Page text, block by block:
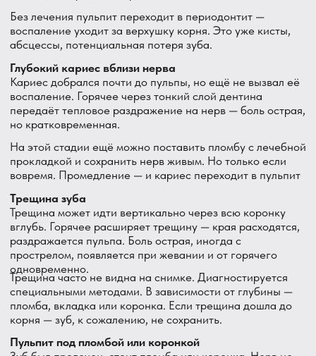
Гальванизм — реакция на металл
Редкая, но реальная причина. Если в полости рта есть
металлические пломбы или коронки из разных металлов
— между ними возникает гальванический ток при
воздействии горячей кислой еды или напитков.
Ощущение похоже на боль, иногда металлический
привкус.
Решается заменой металлических конструкций на
керамику или композит.
Не ждите, если:
после убирания раздражителя
холодного, жевания
Ночная боль — пульсирующая, мешает спать
Горячее боль усиливает, а холодная вода —
облегчает (держите во рту)
Появился отёк десны или щеки рядом с больным
зубом
Боль отдаёт в ухо, висок, шею
Поднялась температура
Всё это — признаки того, что воспаление в нерве зашло
далеко или уже вышло за пределы зуба. Чем дольше
ждёте — тем сложнее лечение.
Когда нужно к врачу срочно